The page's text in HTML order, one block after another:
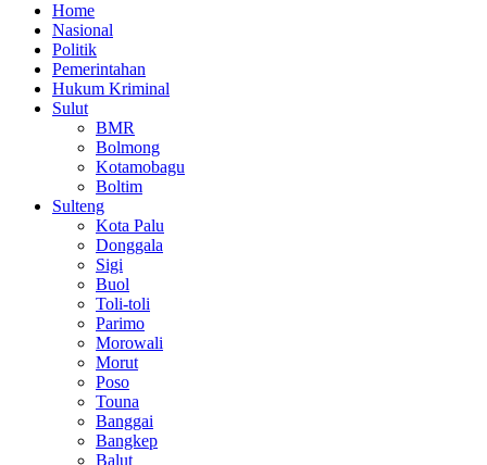
Home
Nasional
Politik
Pemerintahan
Hukum Kriminal
Sulut
BMR
Bolmong
Kotamobagu
Boltim
Sulteng
Kota Palu
Donggala
Sigi
Buol
Toli-toli
Parimo
Morowali
Morut
Poso
Touna
Banggai
Bangkep
Balut